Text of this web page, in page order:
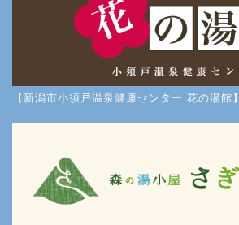
【新潟市小須戸温泉健康センター 花の湯館】